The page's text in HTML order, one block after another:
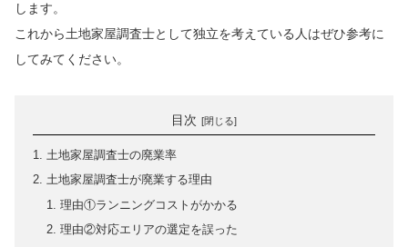
します。
これから土地家屋調査士として独立を考えている人はぜひ参考に
してみてください。
目次
土地家屋調査士の廃業率
土地家屋調査士が廃業する理由
理由①ランニングコストがかかる
理由②対応エリアの選定を誤った